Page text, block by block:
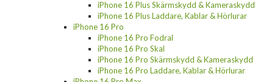
iPhone 16 Plus Skärmskydd & Kameraskydd
iPhone 16 Plus Laddare, Kablar & Hörlurar
iPhone 16 Pro
iPhone 16 Pro Fodral
iPhone 16 Pro Skal
iPhone 16 Pro Skärmskydd & Kameraskydd
iPhone 16 Pro Laddare, Kablar & Hörlurar